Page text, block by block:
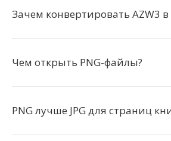
Зачем конвертировать AZW3 в
Чем открыть PNG-файлы?
PNG лучше JPG для страниц